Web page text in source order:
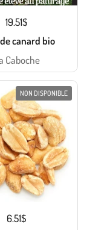
19.51$
canard bio
Caboche
6.51$
NON DISPONIBLE